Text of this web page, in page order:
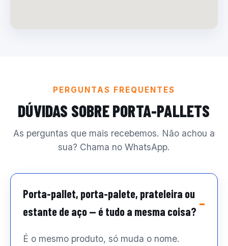
PERGUNTAS FREQUENTES
DÚVIDAS SOBRE PORTA-PALLETS
As perguntas que mais recebemos. Não achou a
sua? Chama no WhatsApp.
Porta-pallet, porta-palete, prateleira ou
estante de aço — é tudo a mesma coisa?
É o mesmo produto, só muda o nome.